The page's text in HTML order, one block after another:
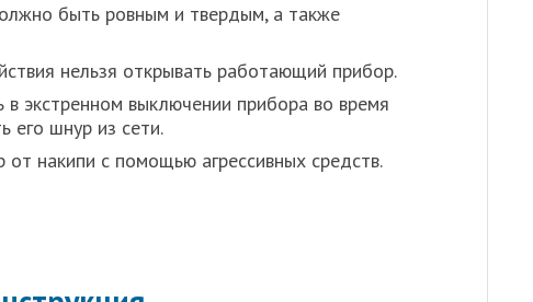
быть ровным и твердым, а также
нельзя открывать работающий прибор.
экстренном выключении прибора во время
его шнур из сети.
накипи с помощью агрессивных средств.